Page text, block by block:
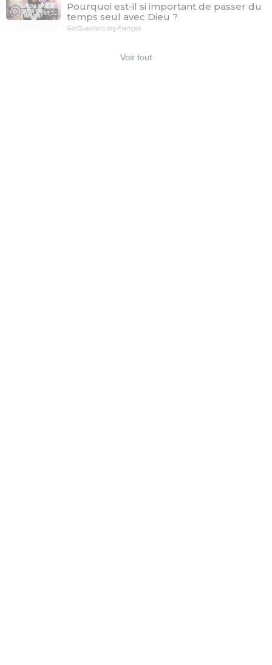
03:22
Pourquoi est-il si important de passer du
temps seul avec Dieu ?
GotQuestions.org-Français
Voir tout